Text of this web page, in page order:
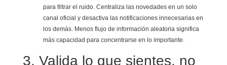
para filtrar el ruido. Centraliza las novedades en un solo
canal oficial y desactiva las notificaciones innecesarias en
los demás. Menos flujo de información aleatoria significa
más capacidad para concentrarse en lo importante.
3. Valida lo que sientes, no